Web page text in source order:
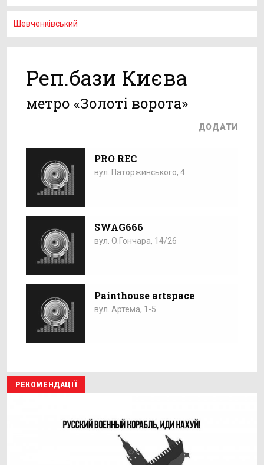
Шевченківський
Реп.бази Києва
метро «Золоті ворота»
ДОДАТИ
PRO REC
вул. Паторжинського, 4
SWAG666
вул. О.Гончара, 14/26
Painthouse artspace
вул. Артема, 1-5
РЕКОМЕНДАЦІЇ